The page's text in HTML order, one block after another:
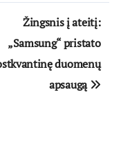
Žingsnis į ateitį:
„Samsung“ pristato
duomenų
apsaugą